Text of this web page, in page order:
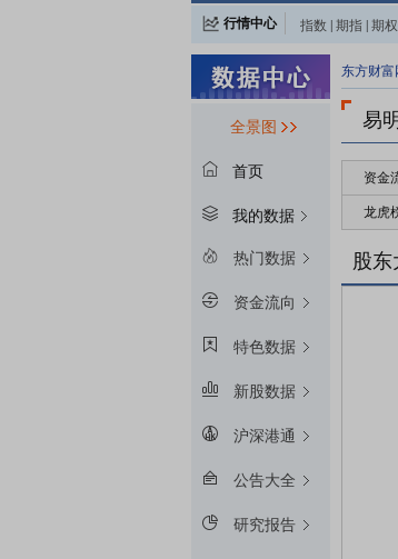
行情中心 指数 期指 期权
全景图
首页
我的数据
热门数据
资金流向
特色数据
新股数据
沪深港通
公告大全
研究报告
东方财富
易
资金
龙虎
股